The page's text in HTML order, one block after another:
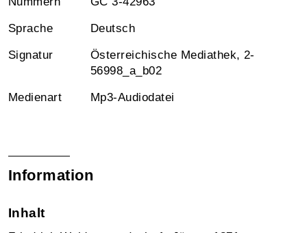
Sprache Deutsch
Signatur
Österreichische Mediathek, 2-
56998_a_b02
Medienart Mp3-Audiodatei
Information
Inhalt